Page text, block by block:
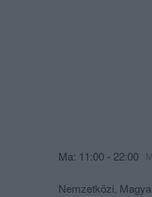
Ma: 11:00 - 22:00
Nemzetközi,